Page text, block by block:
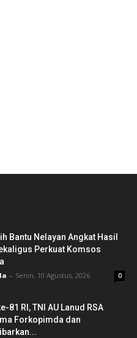
Bantu Nelayan Angkat Hasil
Perkuat Komsos
- Senin, 10 Agustus, 2026 0
81 RI, TNI AU Lanud RSA
Forkopimda dan